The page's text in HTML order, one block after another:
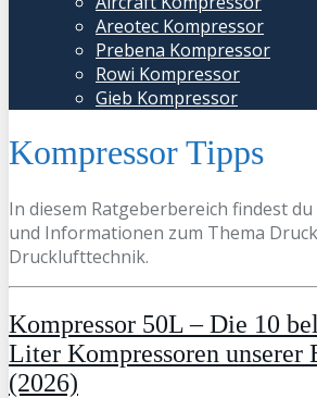
Areotec Kompressor
Prebena Kompressor
Rowi Kompressor
Gieb Kompressor
Kompressor Tipps
In diesem Ratgeberbereich findest
und Informationen zum Thema
Drucklufttechnik.
Kompressor 50L – Die 10
Liter Kompressoren unserer
(2026)